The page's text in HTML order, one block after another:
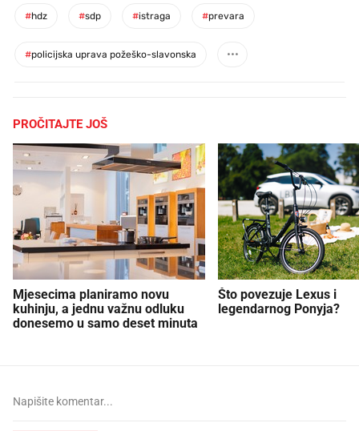
#hdz #sdp #istraga #prevara
#policijska uprava požeško-slavonska
PROČITAJTE JOŠ
Mjesecima planiramo novu
kuhinju, a jednu važnu odluku
donesemo u samo deset minuta
Što povezuje Lexus i
legendarnog Ponyja?